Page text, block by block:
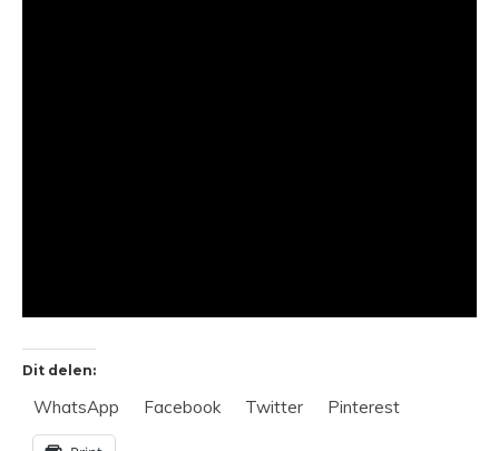
Dit delen:
WhatsApp Facebook Twitter Pinterest